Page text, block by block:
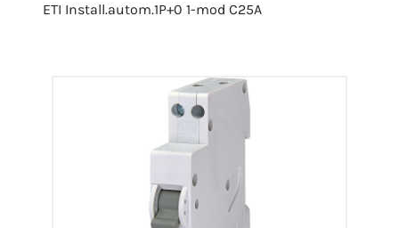
ETI Install.autom.1P+0 1-mod C25A